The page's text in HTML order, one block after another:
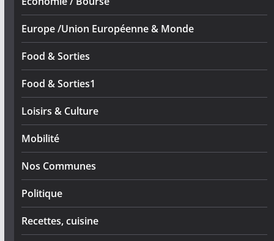
Europe /Union Européenne & Monde
Food & Sorties
Food & Sorties1
Loisirs & Culture
Mobilité
Nos Communes
Politique
Recettes, cuisine